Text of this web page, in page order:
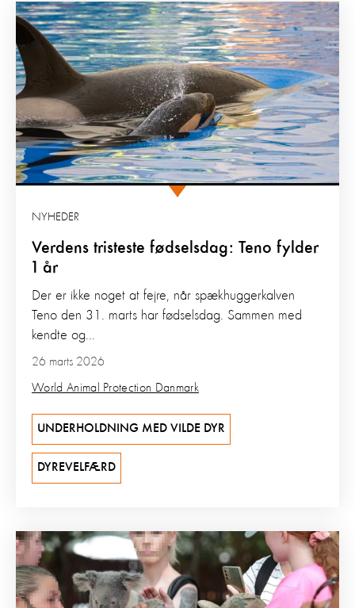
Verdens tristeste fødselsdag: Teno fylder
1 år
NYHEDER
26 marts 2026
World Animal Protection Danmark
Der er ikke noget at fejre, når spækhuggerkalven
Teno den 31. marts har fødselsdag. Sammen med
kendte og...
UNDERHOLDNING MED VILDE DYR
DYREVELFÆRD